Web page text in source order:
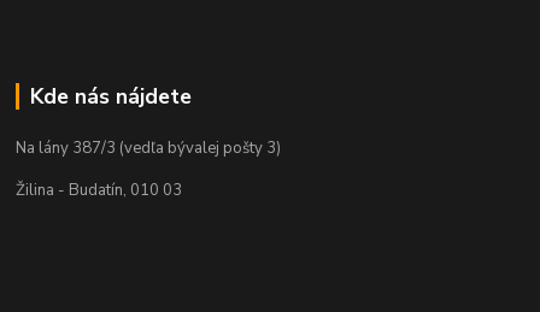
Kde nás nájdete
Na lány 387/3 (vedľa bývalej pošty 3)
Žilina - Budatín, 010 03